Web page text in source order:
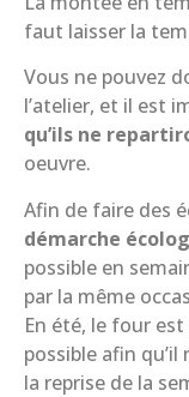
faut laisser la
Vous ne pouvez
l’atelier, et il est
qu’ils ne
oeuvre.
Afin de faire des
démarche
possible en
par la même
En été, le four
possible afin
la reprise de la